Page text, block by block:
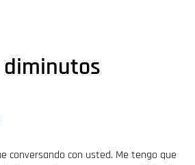
conversando con usted. Me tengo que